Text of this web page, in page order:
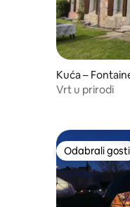
Kuća –
Vrt u prirodi
Odabrali gosti
Odabrali gosti